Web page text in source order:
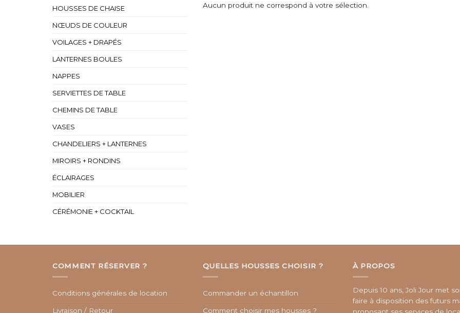
HOUSSES DE CHAISE
NŒUDS DE COULEUR
VOILAGES + DRAPÉS
LANTERNES BOULES
NAPPES
SERVIETTES DE TABLE
CHEMINS DE TABLE
VASES
CHANDELIERS + LANTERNES
MIROIRS + RONDINS
ÉCLAIRAGES
MOBILIER
CÉRÉMONIE + COCKTAIL
Aucun produit ne correspond à votre sélection.
COMMENT RÉSERVER ?
Conditions générales de location
Livraison / Retour
QUELLES HOUSSES CHOISIR ?
Commander un échantillon
Comment choisir mes housses ?
À PROPOS
Depuis 10 ans, Joli Jour met
faire à disposition des futurs